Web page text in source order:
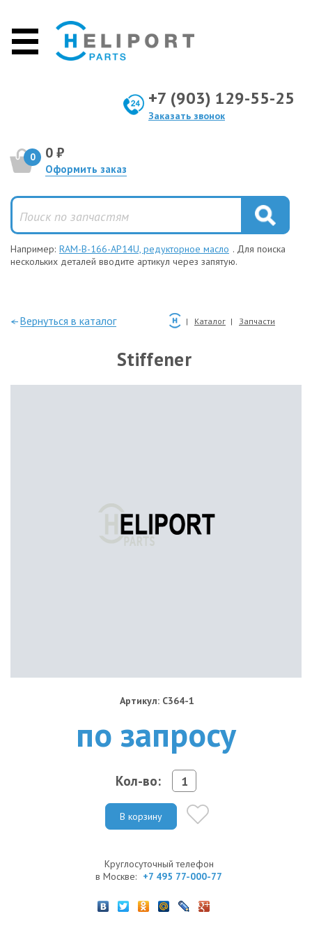
+7 (903) 129-55-25
Заказать звонок
0 0 ₽
Оформить заказ
Например: RAM-B-166-AP14U, редукторное масло . Для поиска
нескольких деталей вводите артикул через запятую.
—Вернуться в каталог Каталог Запчасти
Stiffener
Артикул: C364-1
по запросу
Кол-во:
В корзину
Круглосуточный телефон
в Москве: +7 495 77-000-77